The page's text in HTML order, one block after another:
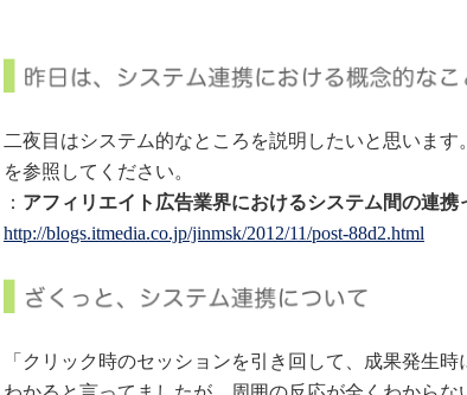
二夜目はシステム的なところを説明したいと思いま
を参照してください。
： アフィリエイト広告業界におけるシステム間の連携
http://blogs.itmedia.co.jp/jinmsk/2012/11/post-88d2.html
「クリック時のセッションを引き回して、成果発生